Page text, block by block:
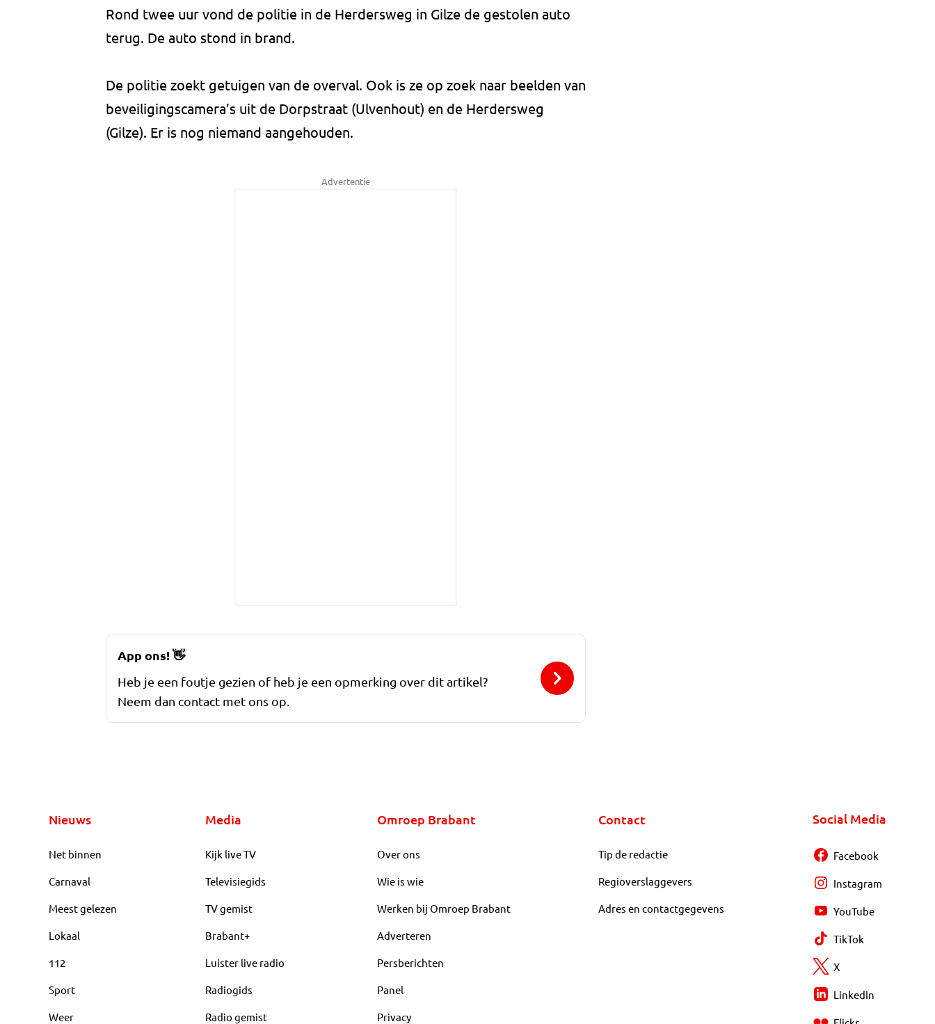
Rond twee uur vond de politie in de Herdersweg in Gilze de gestolen auto
terug. De auto stond in brand.
De politie zoekt getuigen van de overval. Ook is ze op zoek naar beelden van
beveiligingscamera’s uit de Dorpstraat (Ulvenhout) en de Herdersweg
(Gilze). Er is nog niemand aangehouden.
Advertentie
App ons!👋
Heb je een foutje gezien of heb je een opmerking over dit artikel?
Neem dan contact met ons op.
Nieuws
Net binnen
Carnaval
Meest gelezen
Lokaal
112
Sport
Weer
Media
Kijk live TV
Televisiegids
TV gemist
Brabant+
Luister live radio
Radiogids
Radio gemist
Omroep Brabant
Over ons
Wie is wie
Werken bij Omroep Brabant
Adverteren
Persberichten
Panel
Privacy
Contact
Tip de redactie
Regioverslaggevers
Adres en contactgegevens
Social Media
Facebook
Instagram
YouTube
TikTok
X
LinkedIn